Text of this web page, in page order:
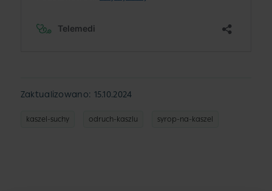
Zaktualizowano: 15.10.2024
kaszel-suchy odruch-kaszlu syrop-na-kaszel